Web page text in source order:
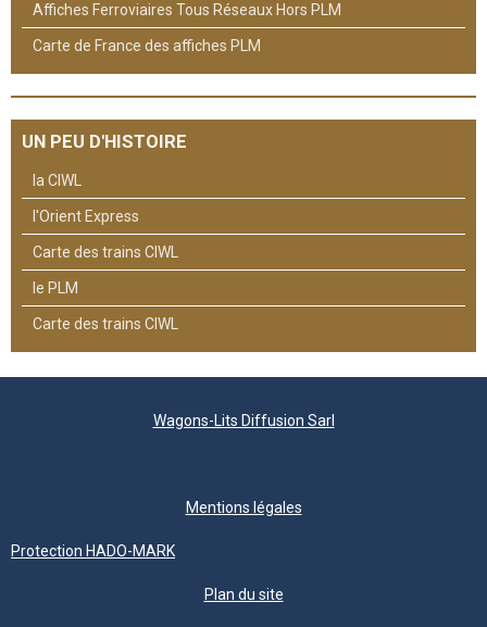
Affiches Ferroviaires Tous Réseaux Hors PLM
Carte de France des affiches PLM
UN PEU D'HISTOIRE
la CIWL
l'Orient Express
Carte des trains CIWL
le PLM
Carte des trains CIWL
Wagons-Lits Diffusion Sarl
Mentions légales
Protection HADO-MARK
Plan du site